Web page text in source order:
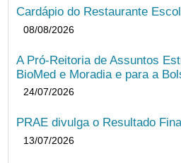
Cardápio do Restaurante
08/08/2026
A Pró-Reitoria de Assuntos
BioMed e Moradia e para a
24/07/2026
PRAE divulga o Resultado
13/07/2026